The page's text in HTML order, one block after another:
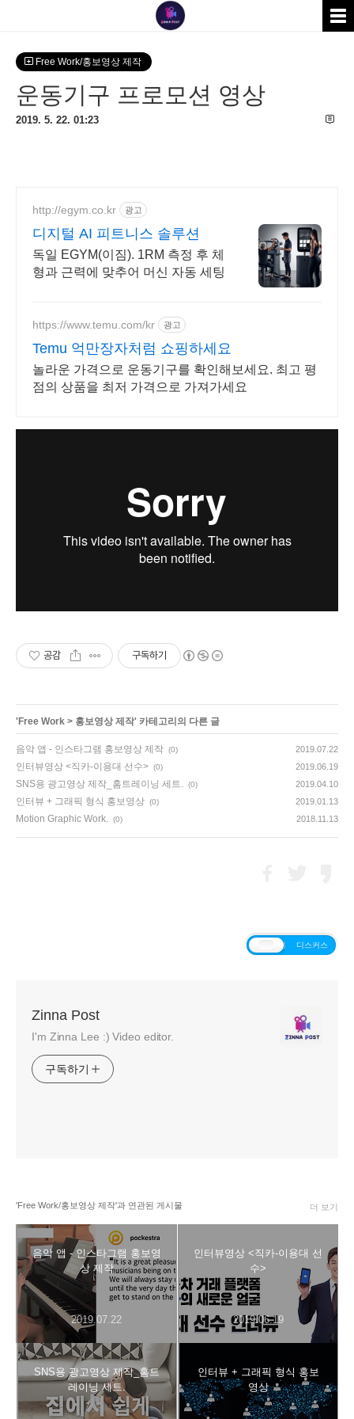
Free Work/홍보영상 제작
운동기구 프로모션 영상
2019. 5. 22. 01:23
http://egym.co.kr 광고
디지털 AI 피트니스 솔루션
독일 EGYM(이짐). 1RM 측정 후 체
형과 근력에 맞추어 머신 자동 세팅
https://www.temu.com/kr 광고
Temu 억만장자처럼 쇼핑하세요
놀라운 가격으로 운동기구를 확인해보세요. 최고 평
점의 상품을 최저 가격으로 가져가세요
공감 구독하기
'Free Work > 홍보영상 제작' 카테고리의 다른 글
음악 앱 - 인스타그램 홍보영상 제작 (0) 2019.07.22
인터뷰영상 <직카-이용대 선수> (0) 2019.06.19
SNS용 광고영상 제작_홈트레이닝 세트. (0) 2019.04.10
인터뷰 + 그래픽 형식 홍보영상 (0) 2019.01.13
Motion Graphic Work. (0) 2018.11.13
티스토리 디스커스
Zinna Post
I'm Zinna Lee :) Video editor.
구독하기
'Free Work/홍보영상 제작'과 연관된 게시물
음악 앱 - 인스타그램 홍보영
상 제작
2019.07.22
인터뷰영상 <직카-이용대 선
수>
2019.06.19
SNS용 광고영상 제작_홈트
레이닝 세트.
인터뷰 + 그래픽 형식 홍보
영상
더 보기